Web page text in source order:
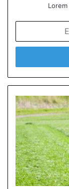
t
r
y
u
r
E
a
i
l
a
d